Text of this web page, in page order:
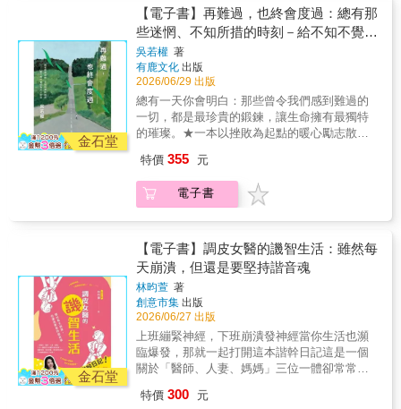
小事、「我」必須確保事情照自己的意思發
展。這樣活著，會讓人變得很孤單、很緊繃，
而且有點乏味。如果不再執著於自己寫好的那
套「現實版本」，我們就能活得更順應生命的
律動。 ★★★★★感動推薦 周志建，山隱中的
療癒師、故事療癒作家 許瑞云醫師，心能量管
理中心執行長 瓦基，「閱讀前哨站」站長 這些
年，我跟森林僧人比約恩的對話，沒停過。
他，不說法，只說故事。他，不完美，卻很真
實。他，不是高高在上的得道高僧，卻徹底活
出一個生命如何在滾滾紅塵的虛妄與痛苦中，
解脫得道，讓自己更自由、更完整的「人」。
──周志建，山隱中的療癒師、故事療癒作家
向反思、安慰與當下的臨在感。比約恩的智慧
從不咄咄逼人，而是溫柔地分享人性的經驗、
脆弱與幽默。 ──瑞典圖書館評論（BTJ）
━━ 讀者感動好評 ━━ ★這是一本值得在人
生不同階段反覆翻閱與沉思的智慧之書。它一
如炎炎夏日裡的一陣涼風，為心靈帶來清爽與
平靜。 ★這本書篇幅短小、輕鬆易讀，蘊含不
說教且極其謙虛的大智慧。它帶給我很大的啟
發，讓我學會放下那些無關緊要的事。 ★閱讀
這本書帶給我一份平靜。非常適合在睡前熄燈
訂閱超人氣YouTuberRyucrew我是Ryucrew，
我的空服員生活來到第10年。這本書介紹出
生、成長於日本大阪浪速區，操一口道地大阪
腔的我，如何成為外籍航空公司空服員的歷
程，以及航程中所遭遇的種種事件和文化衝
擊。當然我也會分享我的生活，包括我是怎麼
遇到現在在加拿大同居生活的伴侶、加拿大的
日常、海外旅遊的祕技，以及因爲新冠疫情而
開始經營Youtube頻道等等。不管你是夢想成為
空服員、對移居海外生活感興趣、喜歡出國旅
奇，都歡迎你來閱讀這本書。如同這本書的書
名，我的職業是「空服員」（日文簡稱
「CA」），也就是客艙服務員的簡稱。過去男
姐，但在消除男女不平等的世界潮流之下，空
少、空姐這類冠有性別差異的詞語逐漸被淘
汰，「空服員」一詞才逐漸成為主流。我現在
所生活的北美地區大都還是稱呼「空服員」，
因此在文章中會統一使用「空服員」（只有部
分標題會使用「CA」）。另外，有些航空公司
也會使用「客艙組員」這個稱呼，這邊就先讓
大家知道一下這些行內話。大家準備好了嗎？
快的旅程！“無論身在何處，都要活出最真實的
金石堂
【電子書】再難過，也終會度過：總有那
些迷惘、不知所措的時刻－給不知不覺成
為大人的你
吳若權 著
有鹿文化 出版
2026/06/29 出版
總有一天你會明白：那些曾令我們感到難過的
一切，都是最珍貴的鍛鍊，讓生命擁有最獨特
的璀璨。★一本以挫敗為起點的暖心勵志散
面對迷惘，突破重圍★加收3篇Bonus文章，完
整陪伴你找到繼續前行的力量在AI時代，不論
年齡，不分你我，這本書幫你突破重圍，一起
定。人際關係、職場競爭、感情變動，乃至疫
情、政治動盪、AI浪潮……一切都讓我們感到
迷惘、焦慮，自我懷疑。真正能讓人安定的，
不是知道更多答案，而是願意一次又一次練
習，找到安頓自己、重新出發的力量。《再難
過，也終會度過》是吳若權獻給大家一部關於
自我追尋、成長的暖心之作。它不急著提供標
準答案，而是回望生命永恆的渴望與困惑，並
陪伴讀者重新理解生命中的彎路與創傷，學習
與脆弱共處，並在每一次倒下與奮起之間，找
特價 355 元
電子書
金石堂
【電子書】調皮女醫的譏智生活：雖然每
天崩潰，但還是要堅持諧音魂
林昀萱 著
創意市集 出版
2026/06/27 出版
上班繃緊神經，下班崩潰發神經當你生活也瀕
臨爆發，那就一起打開這本諧幹日記這是一個
關於「醫師、人妻、媽媽」三位一體卻常常合
號，因為在皮膚科看診的林醫師，不但要幫患
特價 300 元